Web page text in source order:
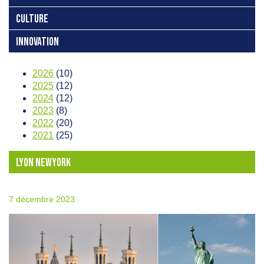
CULTURE
INNOVATION
2026 (10)
2025 (12)
2024 (12)
2023 (8)
2022 (20)
2021 (25)
LYON NEWYORK
7 décembre 2023